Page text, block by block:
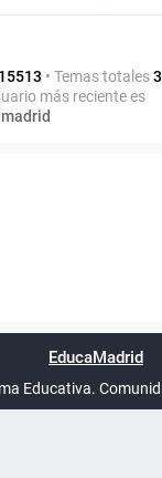
15513 • Temas totales
más reciente es
phpBB España
EducaMadrid
Educativa.